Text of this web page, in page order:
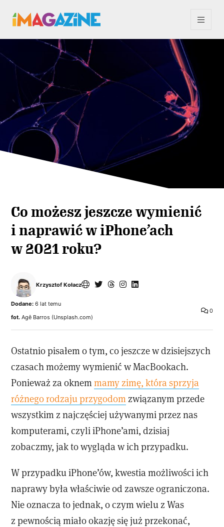
Co możesz jeszcze wymienić
i naprawić w iPhone’ach
w 2021 roku?
Krzysztof Kołacz
0
Dodane: 6 lat temu
fot. Agê Barros (Unsplash.com)
Ostatnio pisałem o tym, co jeszcze w dzisiejszych
czasach możemy wymienić w MacBookach.
Ponieważ za oknemmamy zimę, która sprzyja
różnego rodzaju przygodomzwiązanym przede
wszystkim z najczęściej używanymi przez nas
komputerami, czyli iPhone’ami, dzisiaj
zobaczmy, jak to wygląda w ich przypadku.
W przypadku iPhone’ów, kwestia możliwości ich
naprawy była właściwie od zawsze ograniczona.
Nie oznacza to jednak, o czym wielu z Was
z pewnością miało okazję się już przekonać,